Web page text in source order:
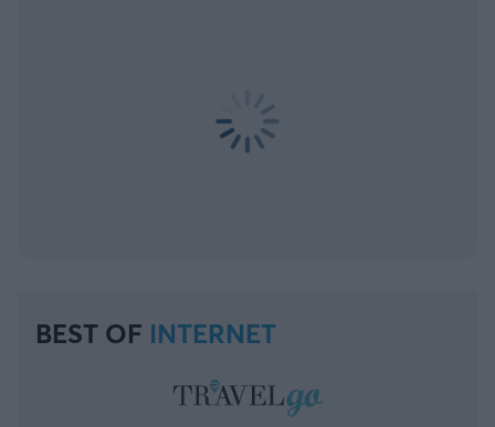
BEST OF INTERNET